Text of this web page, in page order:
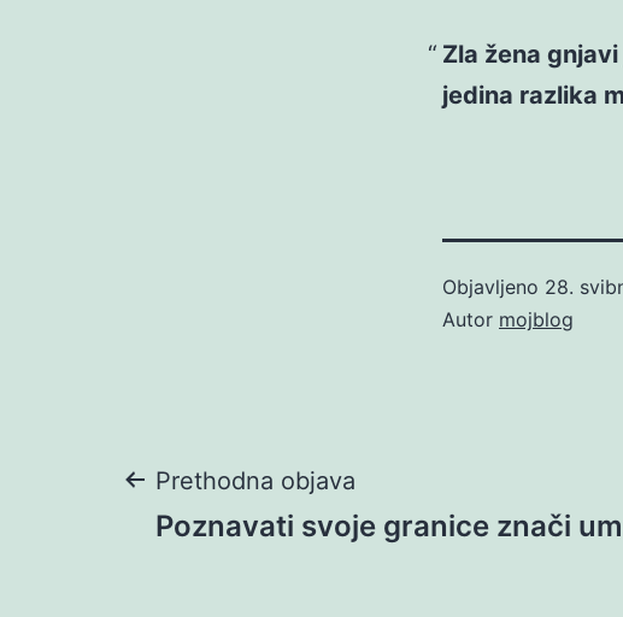
Zla žena
jedina razlika
Objavljeno 28.
Autor mojblog
Navigacija
Prethodna objava
Poznavati svoje granice znači